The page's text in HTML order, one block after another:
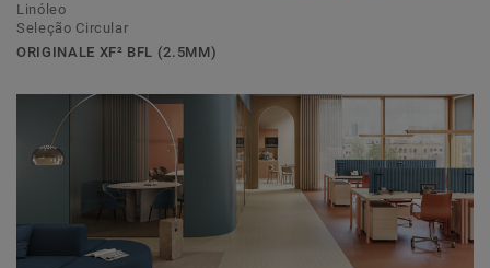
Linóleo
Seleção Circular
ORIGINALE XF² BFL (2.5MM)